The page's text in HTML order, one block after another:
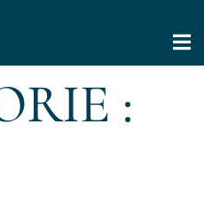
: